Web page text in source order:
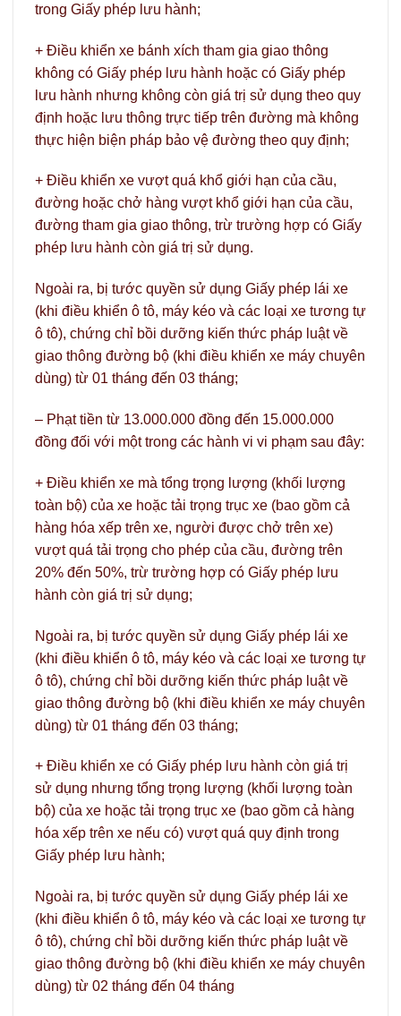
trong Giấy phép lưu hành;
+ Điều khiển xe bánh xích tham gia giao thông
không có Giấy phép lưu hành hoặc có Giấy phép
lưu hành nhưng không còn giá trị sử dụng theo quy
định hoặc lưu thông trực tiếp trên đường mà không
thực hiện biện pháp bảo vệ đường theo quy định;
+ Điều khiển xe vượt quá khổ giới hạn của cầu,
đường hoặc chở hàng vượt khổ giới hạn của cầu,
đường tham gia giao thông, trừ trường hợp có Giấy
phép lưu hành còn giá trị sử dụng.
Ngoài ra, bị tước quyền sử dụng Giấy phép lái xe
(khi điều khiển ô tô, máy kéo và các loại xe tương tự
ô tô), chứng chỉ bồi dưỡng kiến thức pháp luật về
giao thông đường bộ (khi điều khiển xe máy chuyên
dùng) từ 01 tháng đến 03 tháng;
– Phạt tiền từ 13.000.000 đồng đến 15.000.000
đồng đối với một trong các hành vi vi phạm sau đây:
+ Điều khiển xe mà tổng trọng lượng (khối lượng
toàn bộ) của xe hoặc tải trọng trục xe (bao gồm cả
hàng hóa xếp trên xe, người được chở trên xe)
vượt quá tải trọng cho phép của cầu, đường trên
20% đến 50%, trừ trường hợp có Giấy phép lưu
hành còn giá trị sử dụng;
Ngoài ra, bị tước quyền sử dụng Giấy phép lái xe
(khi điều khiển ô tô, máy kéo và các loại xe tương tự
ô tô), chứng chỉ bồi dưỡng kiến thức pháp luật về
giao thông đường bộ (khi điều khiển xe máy chuyên
dùng) từ 01 tháng đến 03 tháng;
+ Điều khiển xe có Giấy phép lưu hành còn giá trị
sử dụng nhưng tổng trọng lượng (khối lượng toàn
bộ) của xe hoặc tải trọng trục xe (bao gồm cả hàng
hóa xếp trên xe nếu có) vượt quá quy định trong
Giấy phép lưu hành;
Ngoài ra, bị tước quyền sử dụng Giấy phép lái xe
(khi điều khiển ô tô, máy kéo và các loại xe tương tự
ô tô), chứng chỉ bồi dưỡng kiến thức pháp luật về
giao thông đường bộ (khi điều khiển xe máy chuyên
dùng) từ 02 tháng đến 04 tháng